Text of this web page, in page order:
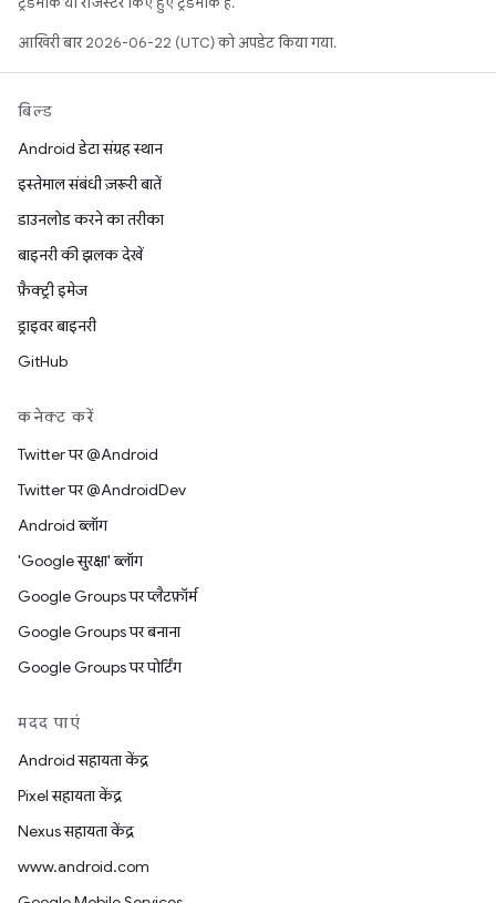
आखिरी बार 2026-06-22 (UTC) को अपडेट किया गया.
बिल्ड
Android डेटा संग्रह स्थान
इस्तेमाल संबंधी ज़रूरी बातें
डाउनलोड करने का तरीका
बाइनरी की झलक देखें
फ़ैक्ट्री इमेज
ड्राइवर बाइनरी
GitHub
कनेक्ट करें
Twitter पर @Android
Twitter पर @AndroidDev
Android ब्लॉग
'Google सुरक्षा' ब्लॉग
Google Groups पर प्लैटफ़ॉर्म
Google Groups पर बनाना
Google Groups पर पोर्टिंग
मदद पाएं
Android सहायता केंद्र
Pixel सहायता केंद्र
Nexus सहायता केंद्र
www.android.com